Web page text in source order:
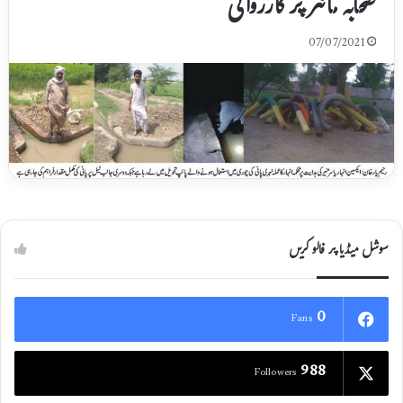
07/07/2021
سوشل میڈیا پر فالو کریں
0
Fans
988
Followers